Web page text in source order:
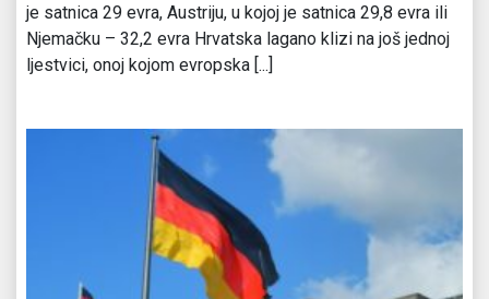
je satnica 29 evra, Austriju, u kojoj je satnica 29,8 evra ili
Njemačku – 32,2 evra Hrvatska lagano klizi na još jednoj
ljestvici, onoj kojom evropska [...]